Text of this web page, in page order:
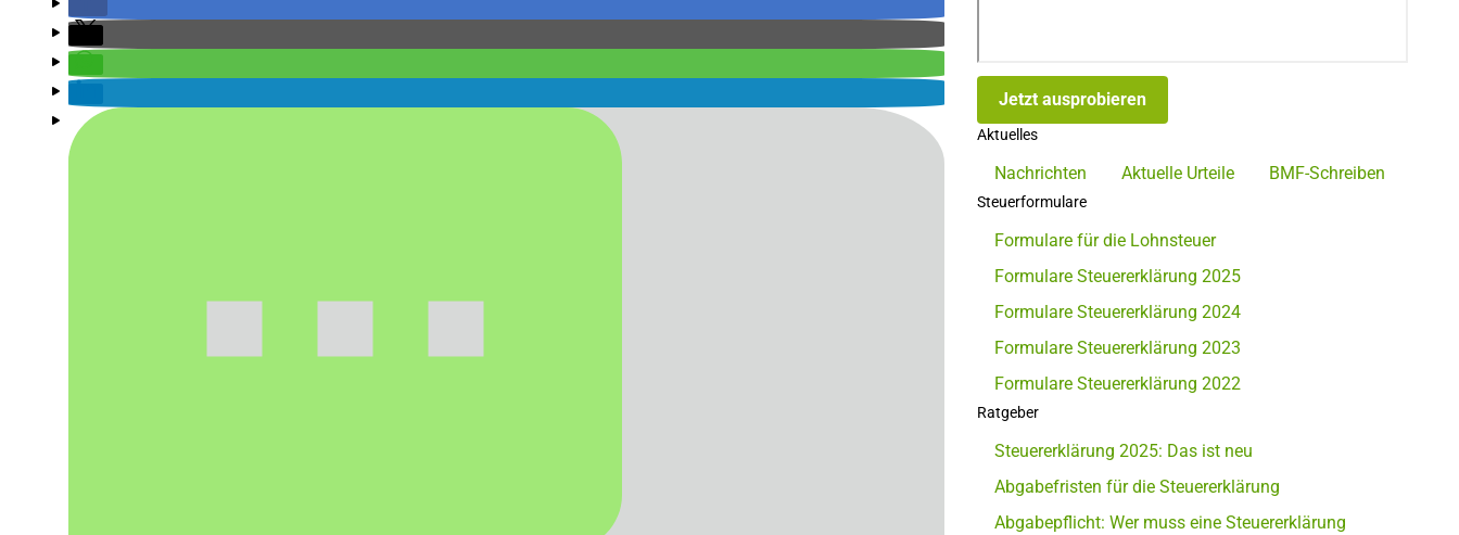
Jetzt ausprobieren
Aktuelles
Nachrichten Aktuelle Urteile BMF-Schreiben
Steuerformulare
Formulare für die Lohnsteuer
Formulare Steuererklärung 2025
Formulare Steuererklärung 2024
Formulare Steuererklärung 2023
Formulare Steuererklärung 2022
Ratgeber
Steuererklärung 2025: Das ist neu
Abgabefristen für die Steuererklärung
Abgabepflicht: Wer muss eine Steuererklärung